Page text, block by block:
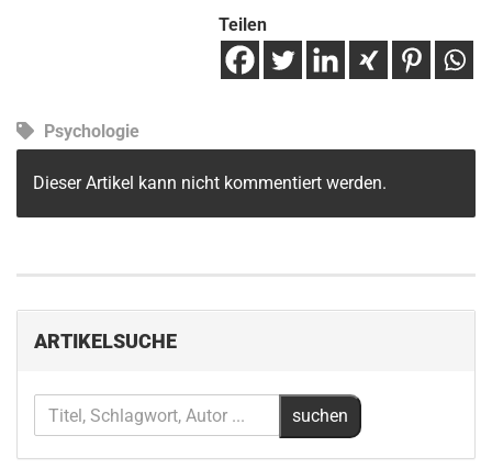
Teilen
Psychologie
Dieser Artikel kann nicht kommentiert werden.
ARTIKELSUCHE